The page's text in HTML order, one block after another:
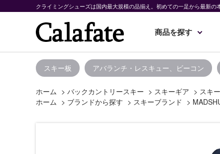
クライミングシューズは国内最大規模の品揃え。初めての一足から最新の
商品を探す
スキー板 アバランチ・レスキュー、ビーコン
ホーム > バックカントリースキー > スキーギア > スキ
ホーム > ブランドから探す > スキーブランド >